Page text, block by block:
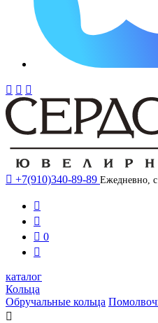
  
 +7(910)340-89-89 Ежедневно,


 0

каталог
Кольца
Обручальные кольца
